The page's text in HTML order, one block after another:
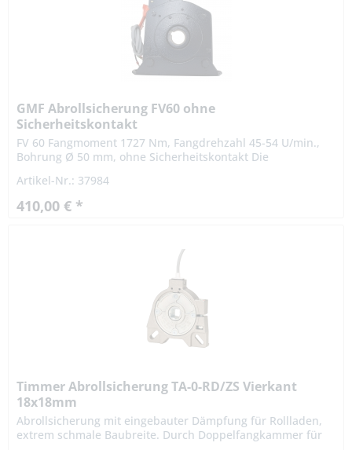
GMF Abrollsicherung FV60 ohne
Sicherheitskontakt
FV 60 Fangmoment 1727 Nm, Fangdrehzahl 45-54 U/min.,
Bohrung Ø 50 mm, ohne Sicherheitskontakt Die
Industrie Service...
Artikel-Nr.: 37984
410,00 € *
Timmer Abrollsicherung TA-0-RD/ZS Vierkant
18x18mm
Abrollsicherung mit eingebauter Dämpfung für Rollladen,
extrem schmale Baubreite. Durch Doppelfangkammer für